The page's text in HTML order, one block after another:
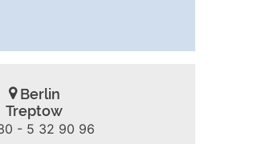
Berlin
Treptow
- 5 32 90 96